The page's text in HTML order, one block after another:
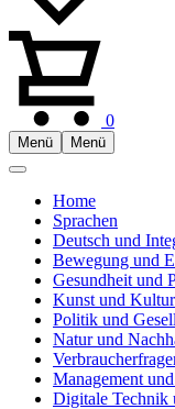
0
Menü Menü
Home
Sprachen
Deutsch und
Bewegung und
Gesundheit und
Kunst und Kultur
Politik und
Natur und
Management
Digitale Technik